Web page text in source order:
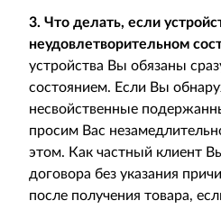
3. Что делать, если
неудовлетворительном
устройства Вы обязаны
состоянием. Если Вы
несвойственные
просим Вас
этом. Как частный клиент
договора без указания
после получения товара,